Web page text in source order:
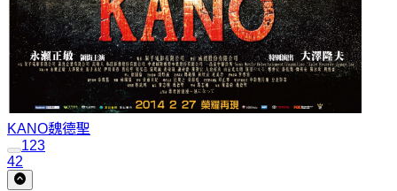
KANO魏德聖
123
42